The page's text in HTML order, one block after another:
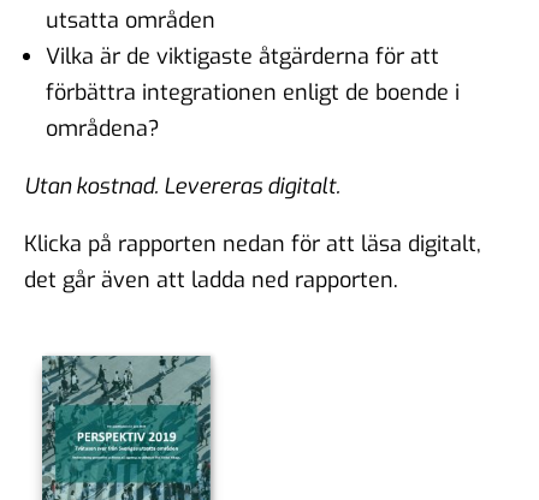
utsatta områden
Vilka är de viktigaste åtgärderna för att
förbättra integrationen enligt de boende i
områdena?
Utan kostnad. Levereras digitalt.
Klicka på rapporten nedan för att läsa digitalt,
det går även att ladda ned rapporten.